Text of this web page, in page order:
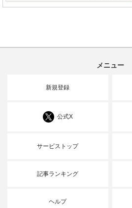
メニュー
新規登録
公式X
サービストップ
記事ランキング
ヘルプ